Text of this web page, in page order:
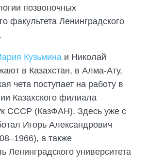
позвоночных
факультета Ленинградского
Кузьмина и Николай
в Казахстан, в Алма-Ату,
чета поступает на работу в
Казахского филиала
СССР (КазФАН). Здесь уже с
Игорь Александрович
а также
Ленинградского университета